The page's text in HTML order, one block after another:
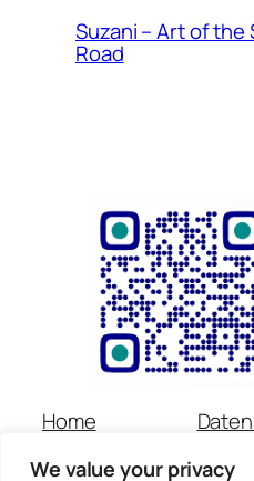
We value your privacy
Suzani – Art of the
Road
Home